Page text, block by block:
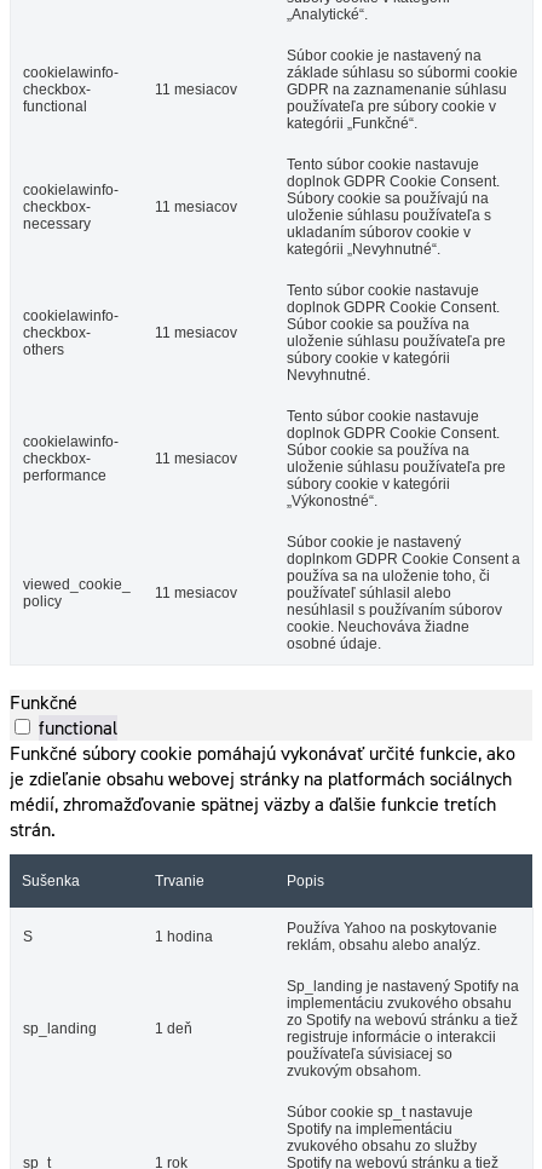
„Analytické“.
cookielawinfo-
checkbox-
functional
11 mesiacov
Súbor cookie je nastavený na
základe súhlasu so súbormi cookie
GDPR na zaznamenanie súhlasu
používateľa pre súbory cookie v
kategórii „Funkčné“.
cookielawinfo-
checkbox-
necessary
11 mesiacov
Tento súbor cookie nastavuje
doplnok GDPR Cookie Consent.
Súbory cookie sa používajú na
uloženie súhlasu používateľa s
ukladaním súborov cookie v
kategórii „Nevyhnutné“.
cookielawinfo-
checkbox-
others
11 mesiacov
Tento súbor cookie nastavuje
doplnok GDPR Cookie Consent.
Súbor cookie sa používa na
uloženie súhlasu používateľa pre
súbory cookie v kategórii
Nevyhnutné.
cookielawinfo-
checkbox-
performance
11 mesiacov
Tento súbor cookie nastavuje
doplnok GDPR Cookie Consent.
Súbor cookie sa používa na
uloženie súhlasu používateľa pre
súbory cookie v kategórii
„Výkonostné“.
viewed_cookie_
policy
11 mesiacov
Súbor cookie je nastavený
doplnkom GDPR Cookie Consent a
používa sa na uloženie toho, či
používateľ súhlasil alebo
nesúhlasil s používaním súborov
cookie. Neuchováva žiadne
osobné údaje.
Funkčné
functional
Funkčné súbory cookie pomáhajú vykonávať určité funkcie, ako
je zdieľanie obsahu webovej stránky na platformách sociálnych
médií, zhromažďovanie spätnej väzby a ďalšie funkcie tretích
strán.
Sušenka Trvanie Popis
S 1 hodina
Používa Yahoo na poskytovanie
reklám, obsahu alebo analýz.
sp_landing 1 deň
Sp_landing je nastavený Spotify na
implementáciu zvukového obsahu
zo Spotify na webovú stránku a tiež
registruje informácie o interakcii
používateľa súvisiacej so
zvukovým obsahom.
sp_t 1 rok
Súbor cookie sp_t nastavuje
Spotify na implementáciu
zvukového obsahu zo služby
Spotify na webovú stránku a tiež